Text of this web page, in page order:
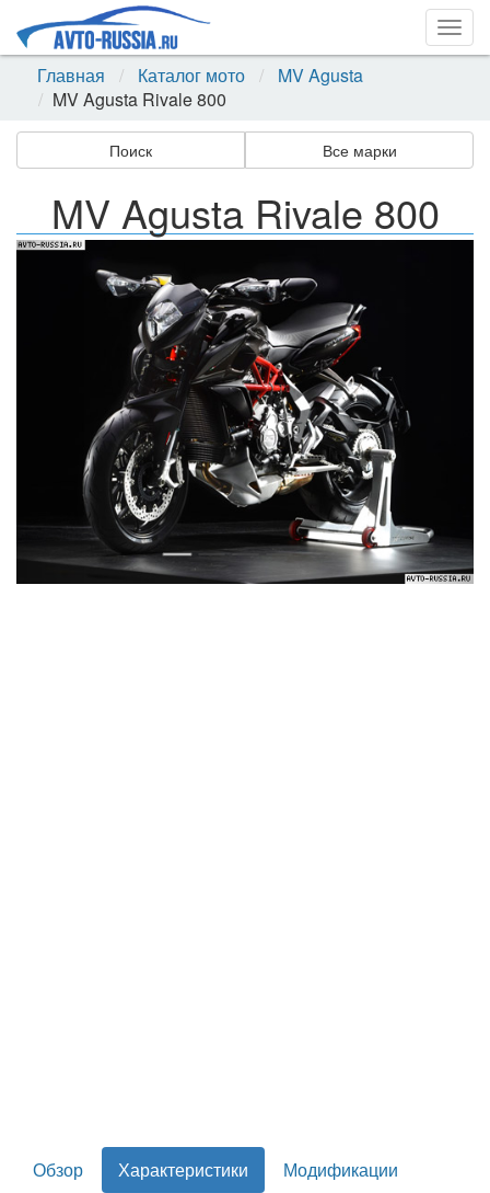
Главная
Каталог мото
MV Agusta
MV Agusta Rivale 800
Поиск Все марки
MV Agusta Rivale 800
Назад
Обзор Характеристики
Модификации